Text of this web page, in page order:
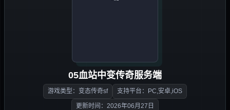
05血站中变传奇服务端
游戏类型：变态传奇sf 支持平台：PC,安卓,iOS
更新时间：2026年06月27日